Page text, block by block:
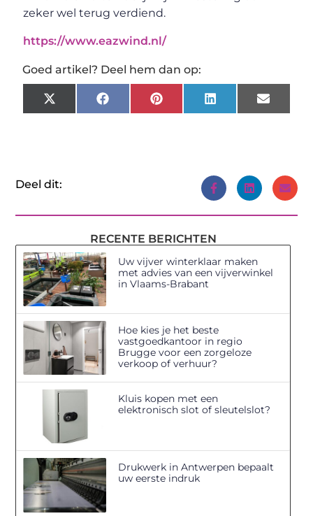
zeker wel terug verdiend.
https://www.eazwind.nl/
Goed artikel? Deel hem dan op:
X
(Twitter)
FacebookPinterestLinkedInEmail
Deel dit:
RECENTE BERICHTEN
Uw vijver winterklaar maken
met advies van een vijverwinkel
in Vlaams-Brabant
Hoe kies je het beste
vastgoedkantoor in regio
Brugge voor een zorgeloze
verkoop of verhuur?
Kluis kopen met een
elektronisch slot of sleutelslot?
Drukwerk in Antwerpen bepaalt
uw eerste indruk